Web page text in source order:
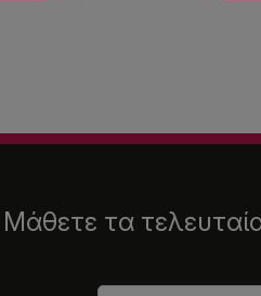
Μάθετε τα